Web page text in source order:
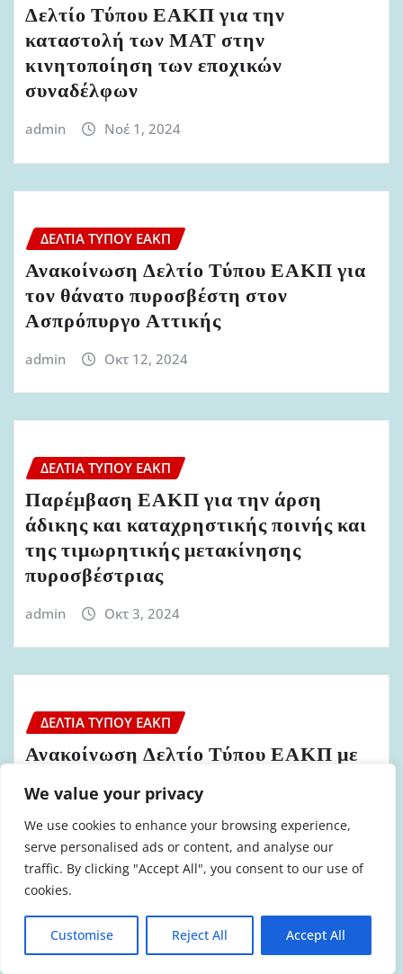
We value your privacy
We use cookies to enhance your browsing experience,
serve personalised ads or content, and analyse our
traffic. By clicking "Accept All", you consent to our use of
cookies.
Customise Reject All Accept All
Δελτίο Τύπου ΕΑΚΠ για την
καταστολή των ΜΑΤ στην
κινητοποίηση των εποχικών
συναδέλφων
admin Νοέ 1, 2024
ΔΕΛΤΊΑ ΤΎΠΟΥ ΕΑΚΠ
Ανακοίνωση Δελτίο Τύπου ΕΑΚΠ για
τον θάνατο πυροσβέστη στον
Ασπρόπυργο Αττικής
admin Οκτ 12, 2024
ΔΕΛΤΊΑ ΤΎΠΟΥ ΕΑΚΠ
Παρέμβαση ΕΑΚΠ για την άρση
άδικης και καταχρηστικής ποινής και
της τιμωρητικής μετακίνησης
πυροσβέστριας
admin Οκτ 3, 2024
ΔΕΛΤΊΑ ΤΎΠΟΥ ΕΑΚΠ
Ανακοίνωση Δελτίο Τύπου ΕΑΚΠ με
αφορμή την καταστροφική πυρκαγιά
στην Κορινθία
admin Οκτ 2, 2024
ΔΕΛΤΊΑ ΤΎΠΟΥ ΕΑΚΠ